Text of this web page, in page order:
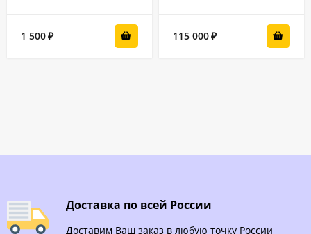
1 500₽ 115 000₽
Доставка по всей России
Доставим Ваш заказ в любую точку России